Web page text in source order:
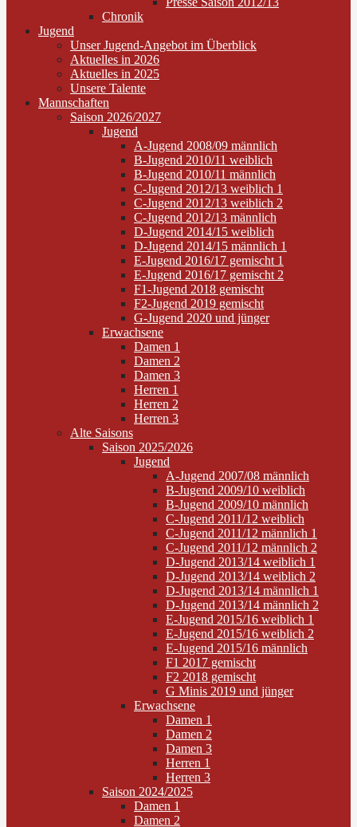
Chronik
Jugend
Unser Jugend-Angebot im Überblick
Aktuelles in 2026
Aktuelles in 2025
Unsere Talente
Mannschaften
Saison 2026/2027
Jugend
A-Jugend 2008/09 männlich
B-Jugend 2010/11 weiblich
B-Jugend 2010/11 männlich
C-Jugend 2012/13 weiblich 1
C-Jugend 2012/13 weiblich 2
C-Jugend 2012/13 männlich
D-Jugend 2014/15 weiblich
D-Jugend 2014/15 männlich 1
E-Jugend 2016/17 gemischt 1
E-Jugend 2016/17 gemischt 2
F1-Jugend 2018 gemischt
F2-Jugend 2019 gemischt
G-Jugend 2020 und jünger
Erwachsene
Damen 1
Damen 2
Damen 3
Herren 1
Herren 2
Herren 3
Alte Saisons
Saison 2025/2026
Jugend
A-Jugend 2007/08 männlich
B-Jugend 2009/10 weiblich
B-Jugend 2009/10 männlich
C-Jugend 2011/12 weiblich
C-Jugend 2011/12 männlich 1
C-Jugend 2011/12 männlich 2
D-Jugend 2013/14 weiblich 1
D-Jugend 2013/14 weiblich 2
D-Jugend 2013/14 männlich 1
D-Jugend 2013/14 männlich 2
E-Jugend 2015/16 weiblich 1
E-Jugend 2015/16 weiblich 2
E-Jugend 2015/16 männlich
F1 2017 gemischt
F2 2018 gemischt
G Minis 2019 und jünger
Erwachsene
Damen 1
Damen 2
Damen 3
Herren 1
Herren 3
Saison 2024/2025
Damen 1
Damen 2